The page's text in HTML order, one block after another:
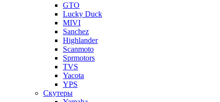
GTO
Lucky Duck
MIVI
Sanchez
Highlander
Scanmoto
Sprmotors
TVS
Yacota
YPS
Скутеры